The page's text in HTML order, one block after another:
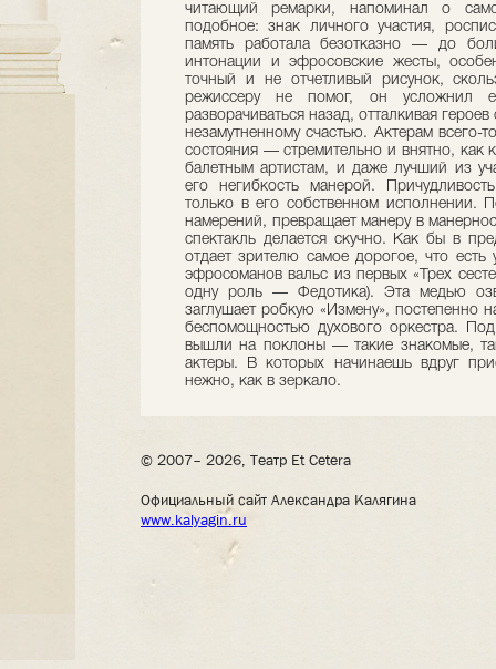
читающий ремарки, напоминал о
подобное: знак личного участия,
память работала безотказно — до
интонации и эфросовские жесты,
точный и не отчетливый рисунок,
режиссеру не помог, он усложнил
разворачиваться назад, отталкивая
незамутненному счастью. Актерам
состояния — стремительно и внятно, как
балетным артистам, и даже лучший из
его негибкость манерой.
только в его собственном исполнении.
намерений, превращает манеру в
спектакль делается скучно. Как бы в
отдает зрителю самое дорогое, что есть
эфросоманов вальс из первых «Трех
одну роль — Федотика). Эта медью
заглушает робкую «Измену», постепенно
беспомощностью духового оркестра.
вышли на поклоны — такие знакомые,
актеры. В которых начинаешь вдруг
нежно, как в зеркало.
© 2007– 2026, Театр Et Cetera
Официальный сайт Александра Калягина
www.kalyagin.ru